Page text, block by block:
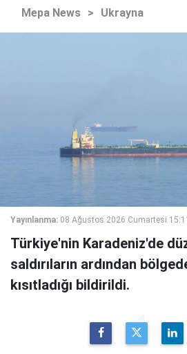
Mepa News > Ukrayna
Yayınlanma: 08 Ağustos 2026 Cumartesi 15:11
Türkiye'nin Karadeniz'de
saldırıların ardından
kısıtladığı bildirildi.